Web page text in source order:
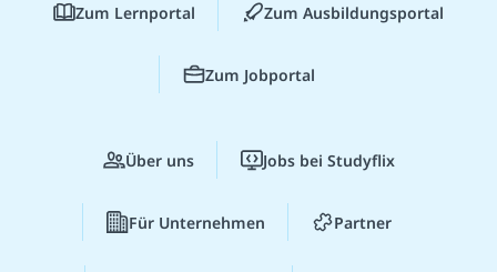
Zum Lernportal Zum Ausbildungsportal
Zum Jobportal
Über uns Jobs bei Studyflix
Für Unternehmen Partner